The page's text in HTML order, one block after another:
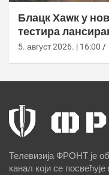
Блацк Хаwк у
тестира
дронова
5. август 2026. | 16:00
Телевизија ФРОНТ је
канал који се